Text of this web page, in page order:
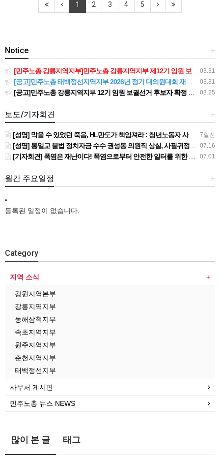
1 2 3 4 5
+
Notice
03.31
[민주노총 강릉지역지부]민주노총 강릉지역지부 제12기 임원 보궐선거결과 공고
03.31
[공고]민주노총 태백정선지역지부 2026년 정기 대의원대회 재소집 건
03.25
[공고]민주노총 강릉지역지부 12기 임원 보궐선거 후보자 확정 공고
+
보도/기자회견
7일전
[성명] 막을 수 있었던 죽음, HL만도가 책임져라 : 청년노동자 사망사고의 철저한 진상규명과 재발방지 대책 마련하라
07.16
[성명] 통일교 불법 정치자금 수수 권성동 의원직 상실, 사필귀정이다
07.01
[기자회견] 폭염은 재난이다! 폭염으로부터 안전한 일터를 위한 민주노총 강원지역본부 폭염감시단 선포 기자회견
+
월간 주요일정
등록된 일정이 없습니다.
Category
지역 소식
강원지역본부
강릉지역지부
동해삼척지부
속초지역지부
원주지역지부
춘천지역지부
태백정선지부
사무처 게시판
민주노총 뉴스 NEWS
많이 본 글 태그